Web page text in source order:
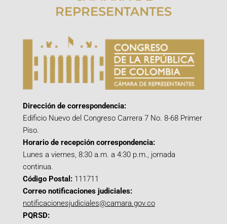
REPRESENTANTES
Dirección de correspondencia:
Edificio Nuevo del Congreso Carrera 7 No. 8-68 Primer
Piso.
Horario de recepción correspondencia:
Lunes a viernes, 8:30 a.m. a 4:30 p.m., jornada
continua.
Código Postal: 111711
Correo notificaciones judiciales:
notificacionesjudiciales@camara.gov.co
PQRSD: